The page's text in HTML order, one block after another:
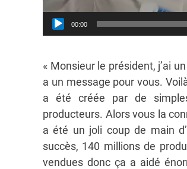
00:00
« Monsieur le président, j’ai
a un message pour vous.
a été créée par de
producteurs. Alors vous la
a été un joli coup de main
succès, 140 millions de
vendues donc ça a aidé